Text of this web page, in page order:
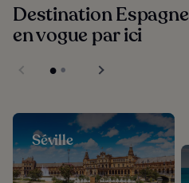
Destination
en vogue par ici
Séville